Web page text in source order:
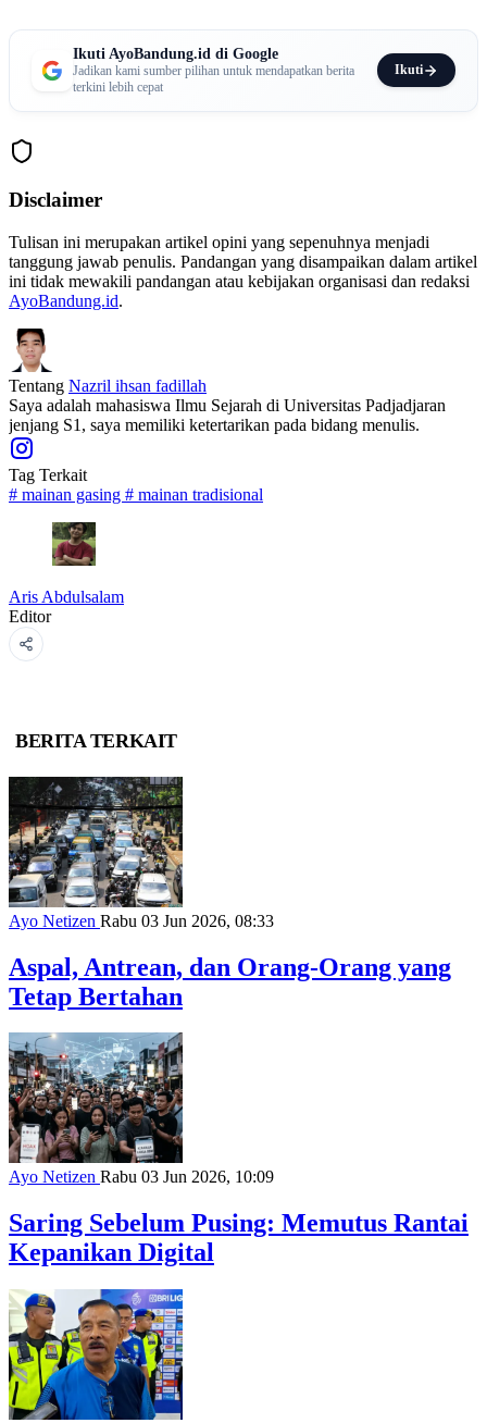
Ikuti AyoBandung.id di Google
Jadikan kami sumber pilihan untuk mendapatkan berita
terkini lebih cepat
Ikuti
Disclaimer
Tulisan ini merupakan artikel opini yang sepenuhnya menjadi
tanggung jawab penulis. Pandangan yang disampaikan dalam artikel
ini tidak mewakili pandangan atau kebijakan organisasi dan redaksi
AyoBandung.id.
Tentang Nazril ihsan fadillah
Saya adalah mahasiswa Ilmu Sejarah di Universitas Padjadjaran
jenjang S1, saya memiliki ketertarikan pada bidang menulis.
Tag Terkait
# mainan gasing # mainan tradisional
Aris Abdulsalam
Editor
BERITA TERKAIT
Ayo Netizen Rabu 03 Jun 2026, 08:33
Aspal, Antrean, dan Orang-Orang yang
Tetap Bertahan
Ayo Netizen Rabu 03 Jun 2026, 10:09
Saring Sebelum Pusing: Memutus Rantai
Kepanikan Digital